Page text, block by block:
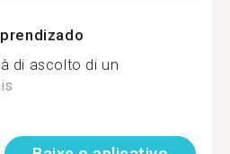
di ascolto di un